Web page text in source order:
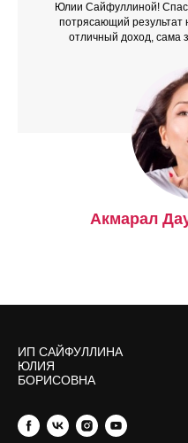
Юлии Сайфуллиной!
потрясающий
отличный доход, сама
Акмарал
ИП САЙФУЛЛИНА
ЮЛИЯ
БОРИСОВНА